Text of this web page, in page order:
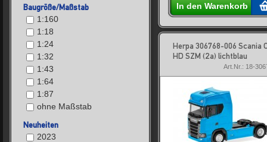
Baugröße/Maßstab
1:160
1:18
1:24
1:32
1:43
1:64
1:87
ohne Maßstab
Neuheiten
2023
In den Warenkorb
Herpa 306768-006 Scania
HD SZM (2a) lichtblau
Art.Nr.: 18-